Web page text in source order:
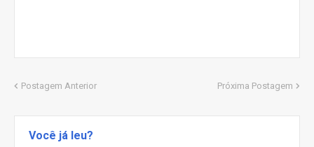
Postagem Anterior Próxima Postagem
Você já leu?